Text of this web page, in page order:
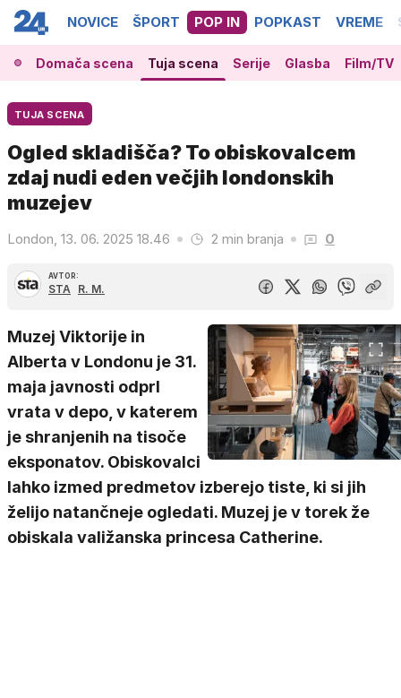
NOVICE ŠPORT POP IN POPKAST VREME
Domača scena Tuja scena Serije Glasba Film/TV
TUJA SCENA
Ogled skladišča? To obiskovalcem
zdaj nudi eden večjih londonskih
muzejev
London, 13. 06. 2025 18.46 2 min branja 0
AVTOR:
STA R. M.
Muzej Viktorije in
Alberta v Londonu je 31.
maja javnosti odprl
vrata v depo, v katerem
je shranjenih na tisoče
eksponatov. Obiskovalci
lahko izmed predmetov izberejo tiste, ki si jih
želijo natančneje ogledati. Muzej je v torek že
obiskala valižanska princesa Catherine.